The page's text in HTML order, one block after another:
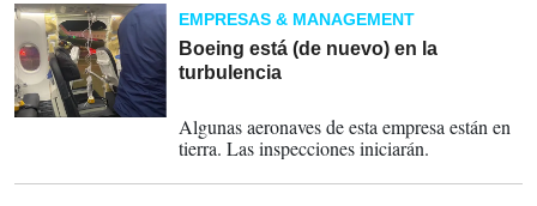
EMPRESAS & MANAGEMENT
Boeing está (de nuevo) en la
turbulencia
Algunas aeronaves de esta empresa están en
tierra. Las inspecciones iniciarán.